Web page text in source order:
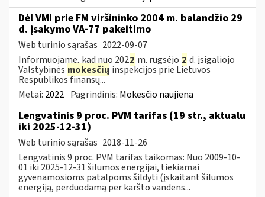
Dėl VMI prie FM viršininko 2004 m. balandžio 29
d. įsakymo VA-77 pakeitimo
Web turinio sąrašas 2022-09-07
Informuojame, kad nuo 2022 m. rugsėjo 2 d. įsigaliojo
Valstybinės mokesčių inspekcijos prie Lietuvos
Respublikos finansų...
Metai: 2022 Pagrindinis: Mokesčio naujiena
Lengvatinis 9 proc. PVM tarifas (19 str., aktualu
iki 2025-12-31)
Web turinio sąrašas 2018-11-26
Lengvatinis 9 proc. PVM tarifas taikomas: Nuo 2009-10-
01 iki 2025-12-31 šilumos energijai, tiekiamai
gyvenamosioms patalpoms šildyti (įskaitant šilumos
energiją, perduodamą per karšto vandens...